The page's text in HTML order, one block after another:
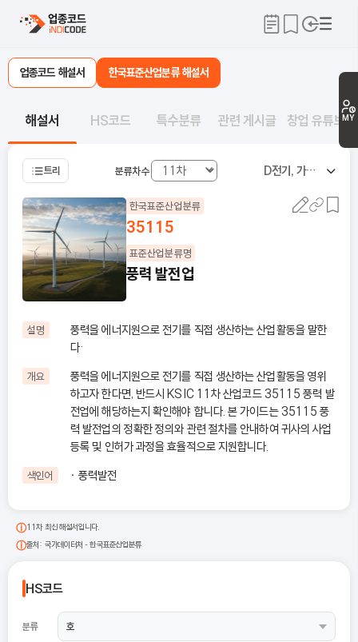
MY
업종코드 해설서 한국표준산업분류 해설서
해설서 HS코드 특수분류 관련 게시글 창업 유튜브
트리 분류차수 D 전기, 가스, 증기 및 공기조절 공급업
한국표준산업분류
35115
표준산업분류명
풍력 발전업
설명
풍력을 에너지원으로 전기를 직접 생산하는 산업활동을 말한
다·
개요
풍력을 에너지원으로 전기를 직접 생산하는 산업활동을 영위
하고자 한다면, 반드시 KSIC 11차 산업코드 35115 풍력 발
전업에 해당하는지 확인해야 합니다. 본 가이드는 35115 풍
력 발전업의 정확한 정의와 관련 절차를 안내하여 귀사의 사업
등록 및 인허가 과정을 효율적으로 지원합니다.
색인어 풍력발전
11차 최신 해설서입니다.
출처: 국가데이터처 - 한국표준산업분류
HS코드
분류